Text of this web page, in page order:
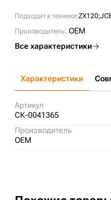
Подходит к технике:ZX120;
Производитель: OEM
Все характеристики
Характеристики
Артикул
СК-0041365
Производитель
OEM